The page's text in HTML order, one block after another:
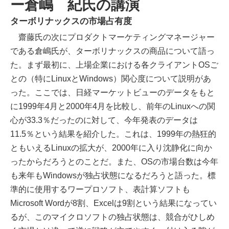
ー倉嶋 紀氏の講演
ターボリナックスの市場占有度
齋藤氏の次にプロダクトマーケティングマネージャー
である倉嶋氏が、ターボリナックスの商品について語っ
た。まず最初に、上場企業における各クライアントOSご
との（特にLinuxとWindows）関心度について説明があ
った。ここでは、日経マーケットビューのデータをもと
に1999年4月と2000年4月を比較し、前年のLinuxへの関
心が33.3％だったのに対して、今年発表のデータは
11.5％という結果を紹介した。これは、1999年の熱狂的
ともいえるLinuxの拡大が、2000年に入り沈静化に向か
ったからだろうとのことだ。また、OSの市場台数は今年
も来年もWindowsが独占状態になるだろうと語った。標
準的に使用するワープロソフト、表計算ソフトも
Microsoft Wordが8割、Excelは9割という結果になってい
るが、このマイクロソフトの独占状態は、競合がひしめ